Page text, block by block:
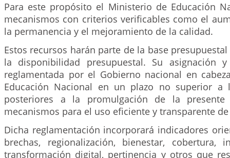
Para este propósito el Ministerio de Educación
mecanismos con criterios verificables como el
la permanencia y el mejoramiento de la calidad.
Estos recursos harán parte de la base
la disponibilidad presupuestal. Su asignación
reglamentada por el Gobierno nacional en
Educación Nacional en un plazo no superior a
posteriores a la promulgación de la presente
mecanismos para el uso eficiente y transparente
Dicha reglamentación incorporará indicadores
brechas, regionalización, bienestar, cobertura,
transformación digital, pertinencia y otros que